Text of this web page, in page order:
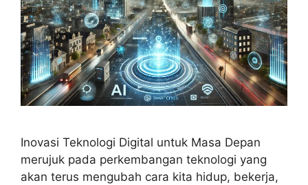
Inovasi Teknologi Digital untuk Masa Depan
merujuk pada perkembangan teknologi yang
akan terus mengubah cara kita hidup, bekerja,